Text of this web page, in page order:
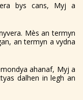
bys cans, Myj a
Mès an termyn
an termyn a vydna
ahanaf, Myj a
dalhen in legh an